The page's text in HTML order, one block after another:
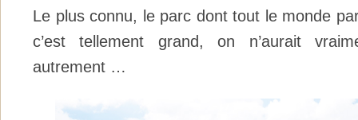
Le plus connu, le parc dont tout le monde
c’est tellement grand, on n’aurait
autrement …